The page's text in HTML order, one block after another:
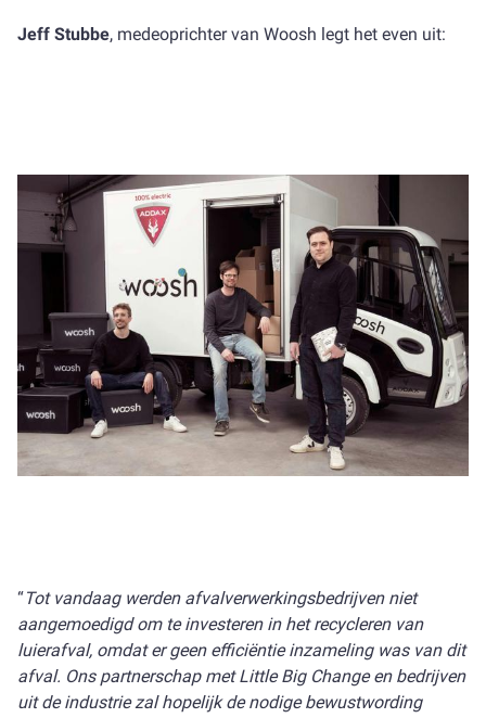
Jeff Stubbe, medeoprichter van Woosh legt het even uit:
“Tot vandaag werden afvalverwerkingsbedrijven niet
aangemoedigd om te investeren in het recycleren van
luierafval, omdat er geen efficiëntie inzameling was van dit
afval. Ons partnerschap met Little Big Change en bedrijven
uit de industrie zal hopelijk denodige bewustwording